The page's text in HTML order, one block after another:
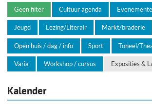
Geen filter Cultuur agenda
Jeugd Lezing/Literair Markt/braderie
Open huis / dag / info Sport Toneel/
Varia Workshop / cursus Exposities &
Kalender